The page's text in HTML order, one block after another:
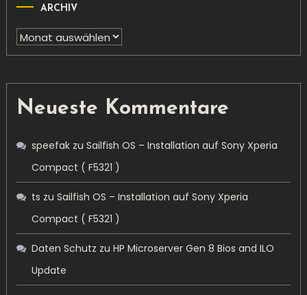
ARCHIV
Archiv
Neueste Kommentare
speefakzu Sailfish OS – Installation auf Sony Xperia
Compact ( F5321 )
ts zu Sailfish OS – Installation auf Sony Xperia
Compact ( F5321 )
Daten Schutz zu HP Microserver Gen 8 Bios and ILO
Update